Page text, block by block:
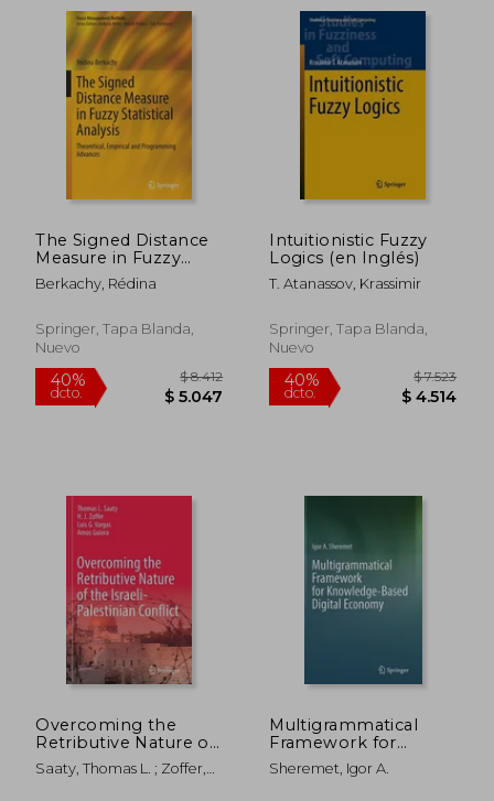
40%
dcto.
$ 10.933
$ 6.560
40%
dcto.
40%
dcto. $ 7.770
40%
dcto.
The Signed Distance
Measure in Fuzzy
Statistical Analysis:
Theoretical, Empirical
Advances (en Inglés)
Berkachy, Rédina
Springer, Tapa Blanda,
Nuevo
Intuitionistic Fuzzy
Logics (en Inglés)
T. Atanassov, Krassimir
Springer, Tapa Blanda,
Nuevo
Overcoming the
Retributive Nature of
the Israeli-Palestinian
Conflict (en Inglés)
Saaty, Thomas L. ; Zoffer,
Multigrammatical
Framework for
Knowledge-Based
Digital Economy (en
Sheremet, Igor A.